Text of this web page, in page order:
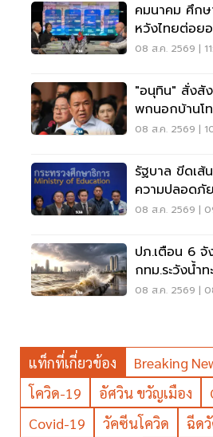
คมนาคม ศึกษ
หวังไทยต่อย
ไทม์ แก้รถติด
08 ส.ค. 2569 |
"อนุทิน" สั่งสั
พกนอกบ้านโ
โดนหนัก
08 ส.ค. 2569 |
รัฐบาล ขีดเส้
ความปลอดภั
บูลลี่
08 ส.ค. 2569 |
ปภ.เตือน 6
กทม.ระวังน้ำ
ส.ค.69
08 ส.ค. 2569 |
แท็กที่เกี่ยวข้อง Breaking
โควิด-19
อัศวิน ขวัญเมือง
Covid-19
วัคซีนโควิด
ฉีด